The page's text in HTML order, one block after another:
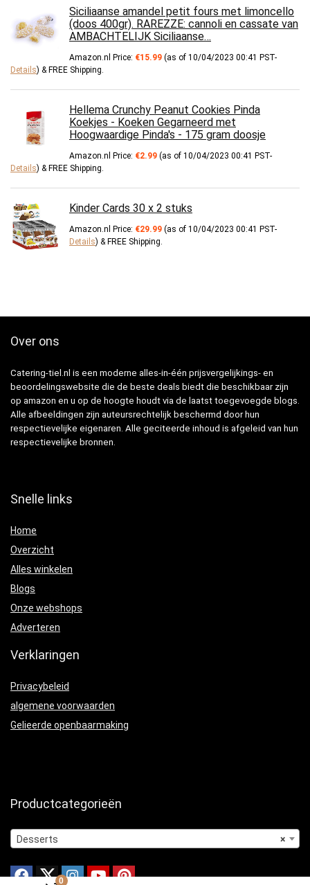
0
Siciliaanse amandel petit fours met limoncello
(doos 400gr). RAREZZE: cannoli en cassate van
AMBACHTELIJK Siciliaanse…
Amazon.nl Price: €15.99 (as of 10/04/2023 00:41 PST-
Details) & FREE Shipping
Hellema Crunchy Peanut Cookies Pinda
Koekjes - Koeken Gegarneerd met
Hoogwaardige Pinda's - 175 gram doosje
Amazon.nl Price: €2.99 (as of 10/04/2023 00:41 PST-
Details) & FREE Shipping
Kinder Cards 30 x 2 stuks
Amazon.nl Price: €29.99 (as of 10/04/2023 00:41 PST-
Details) & FREE Shipping
Over ons
Catering-tiel.nl is een moderne alles-in-één prijsvergelijkings- en
beoordelingswebsite die de beste deals biedt die beschikbaar zijn
op amazon en u op de hoogte houdt via de laatst toegevoegde blogs.
Alle afbeeldingen zijn auteursrechtelijk beschermd door hun
respectievelijke eigenaren. Alle geciteerde inhoud is afgeleid van hun
respectievelijke bronnen.
Snelle links
Home
Overzicht
Alles winkelen
Blogs
Onze webshops
Adverteren
Verklaringen
Privacybeleid
algemene voorwaarden
Gelieerde openbaarmaking
Productcategorieën
×
Desserts